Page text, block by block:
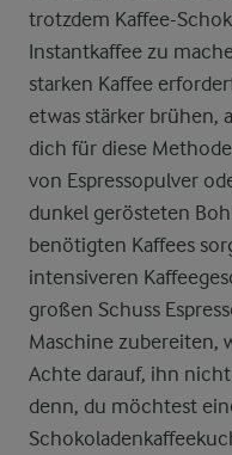
trotzdem Kaffee-
Instantkaffee zu
starken Kaffee
etwas stärker brühen,
dich für diese
von Espressopulver
dunkel gerösteten
benötigten Kaffees
intensiveren
großen Schuss
Maschine zubereiten,
Achte darauf, ihn
denn, du möchtest